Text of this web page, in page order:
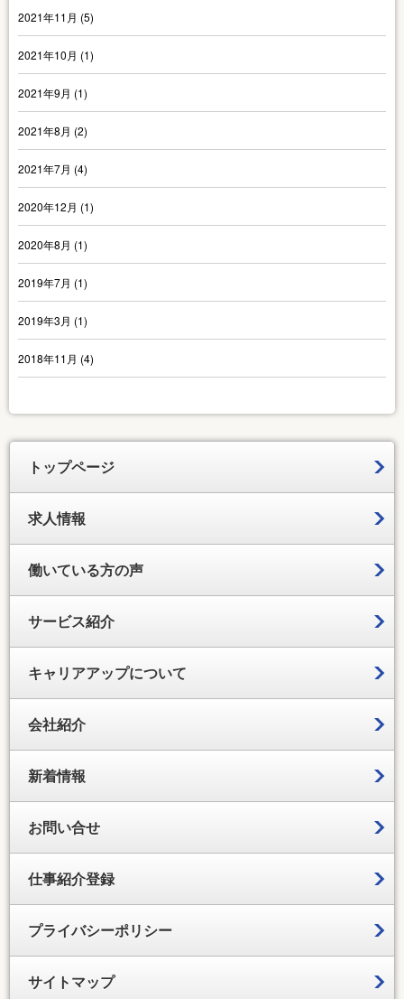
2021年11月 (5)
2021年10月 (1)
2021年9月 (1)
2021年8月 (2)
2021年7月 (4)
2020年12月 (1)
2020年8月 (1)
2019年7月 (1)
2019年3月 (1)
2018年11月 (4)
トップページ
求人情報
働いている方の声
サービス紹介
キャリアアップについて
会社紹介
新着情報
お問い合せ
仕事紹介登録
プライバシーポリシー
サイトマップ